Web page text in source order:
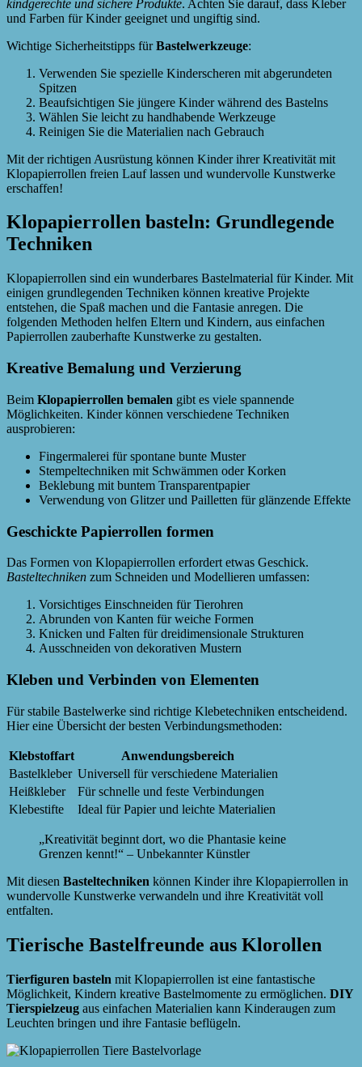
kindgerechte und sichere Produkte. Achten Sie darauf, dass Kleber
und Farben für Kinder geeignet und ungiftig sind.
Wichtige Sicherheitstipps fürBastelwerkzeuge:
Verwenden Sie spezielle Kinderscheren mit abgerundeten
Spitzen
Beaufsichtigen Sie jüngere Kinder während des Bastelns
Wählen Sie leicht zu handhabende Werkzeuge
Reinigen Sie die Materialien nach Gebrauch
Mit der richtigen Ausrüstung können Kinder ihrer Kreativität mit
Klopapierrollen freien Lauf lassen und wundervolle Kunstwerke
erschaffen!
Klopapierrollen basteln: Grundlegende
Techniken
Klopapierrollen sind ein wunderbares Bastelmaterial für Kinder. Mit
einigen grundlegenden Techniken können kreative Projekte
entstehen, die Spaß machen und die Fantasie anregen. Die
folgenden Methoden helfen Eltern und Kindern, aus einfachen
Papierrollen zauberhafte Kunstwerke zu gestalten.
Kreative Bemalung und Verzierung
Beim Klopapierrollen bemalen gibt es viele spannende
Möglichkeiten. Kinder können verschiedene Techniken
ausprobieren:
Fingermalerei für spontane bunte Muster
Stempeltechniken mit Schwämmen oder Korken
Beklebung mit buntem Transparentpapier
Verwendung von Glitzer und Pailletten für glänzende Effekte
Geschickte Papierrollen formen
Das Formen von Klopapierrollen erfordert etwas Geschick.
Basteltechniken zum Schneiden und Modellieren umfassen:
Vorsichtiges Einschneiden für Tierohren
Abrunden von Kanten für weiche Formen
Knicken und Falten für dreidimensionale Strukturen
Ausschneiden von dekorativen Mustern
Kleben und Verbinden von Elementen
Für stabile Bastelwerke sind richtige Klebetechniken entscheidend.
Hier eine Übersicht der besten Verbindungsmethoden:
Klebstoffart
Anwendungsbereich
Bastelkleber Universell für verschiedene Materialien
Heißkleber
Für schnelle und feste Verbindungen
Klebestifte
Ideal für Papier und leichte Materialien
„Kreativität beginnt dort, wo die Phantasie keine
Grenzen kennt!“ – Unbekannter Künstler
Mit diesen Basteltechniken können Kinder ihre Klopapierrollen in
wundervolle Kunstwerke verwandeln und ihre Kreativität voll
entfalten.
Tierische Bastelfreunde aus Klorollen
Tierfiguren basteln mit Klopapierrollen ist eine fantastische
Möglichkeit, Kindern kreative Bastelmomente zu ermöglichen. DIY
Tierspielzeug aus einfachen Materialien kann Kinderaugen zum
Leuchten bringen und ihre Fantasie beflügeln.